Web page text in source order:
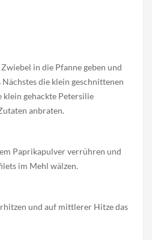
in die Pfanne geben und
Nächstes die klein geschnittenen
klein gehackte Petersilie
anbraten.
Paprikapulver verrühren und
im Mehl wälzen.
und auf mittlerer Hitze das